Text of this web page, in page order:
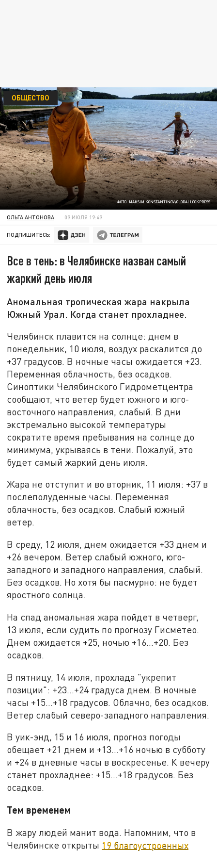
ФОТО: MAKSIM KONSTANTINOV/GLOBALLOOKPRESS
ОБЩЕСТВО
ОЛЬГА АНТОНОВА 09 ИЮЛЯ 19:49
ПОДПИШИТЕСЬ:
Все в тень: в Челябинске назван самый
жаркий день июля
Аномальная тропическая жара накрыла
Южный Урал. Когда станет прохладнее.
Челябинск плавится на солнце: днем в
понедельник, 10 июля, воздух раскалится до
+37 градусов. В ночные часы ожидается +23.
Переменная облачность, без осадков.
Синоптики Челябинского Гидрометцентра
сообщают, что ветер будет южного и юго-
восточного направления, слабый. В дни
экстремально высокой температуры
сократите время пребывания на солнце до
минимума, укрываясь в тени. Пожалуй, это
будет самый жаркий день июля.
Жара не отступит и во вторник, 11 июля: +37 в
послеполуденные часы. Переменная
облачность, без осадков. Слабый южный
ветер.
В среду, 12 июля, днем ожидается +33 днем и
+26 вечером. Ветер слабый южного, юго-
западного и западного направления, слабый.
Без осадков. Но хотя бы пасмурно: не будет
яростного солнца.
На спад аномальная жара пойдет в четверг,
13 июля, если судить по прогнозу Гисметео.
Днем ожидается +25, ночью +16…+20. Без
осадков.
В пятницу, 14 июля, прохлада "укрепит
позиции": +23…+24 градуса днем. В ночные
часы +15…+18 градусов. Облачно, без осадков.
Ветер слабый северо-западного направления.
В уик-энд, 15 и 16 июля, прогноз погоды
обещает +21 днем и +13…+16 ночью в субботу
и +24 в дневные часы в воскресенье. К вечеру
станет прохладнее: +15…+18 градусов. Без
осадков.
Тем временем
В жару людей манит вода. Напомним, что в
Челябинске открыты 19 благоустроенных